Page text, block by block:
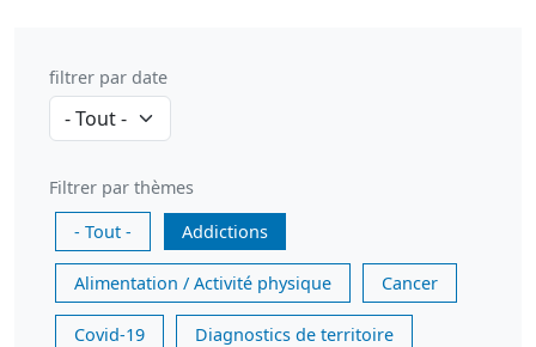
filtrer par date
Filtrer par thèmes
- Tout -
Addictions
Alimentation / Activité physique Cancer
Covid-19 Diagnostics de territoire